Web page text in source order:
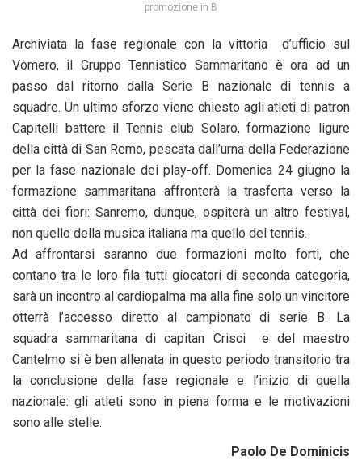
promozione in B
Archiviata la fase regionale con la vittoria d’ufficio sul
Vomero, il Gruppo Tennistico Sammaritano è ora ad un
passo dal ritorno dalla Serie B nazionale di tennis a
squadre. Un ultimo sforzo viene chiesto agli atleti di patron
Capitelli battere il Tennis club Solaro, formazione ligure
della città di San Remo, pescata dall’urna della Federazione
per la fase nazionale dei play-off. Domenica 24 giugno la
formazione sammaritana affronterà la trasferta verso la
città dei fiori: Sanremo, dunque, ospiterà un altro festival,
non quello della musica italiana ma quello del tennis.
Ad affrontarsi saranno due formazioni molto forti, che
contano tra le loro fila tutti giocatori di seconda categoria,
sarà un incontro al cardiopalma ma alla fine solo un vincitore
otterrà l’accesso diretto al campionato di serie B. La
squadra sammaritana di capitan Crisci e del maestro
Cantelmo si è ben allenata in questo periodo transitorio tra
la conclusione della fase regionale e l’inizio di quella
nazionale: gli atleti sono in piena forma e le motivazioni
sono alle stelle.
Paolo De Dominicis